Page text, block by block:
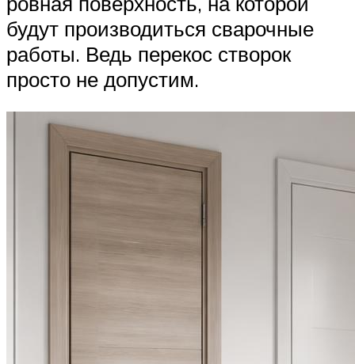
будут производиться сварочные
работы. Ведь перекос створок
просто не допустим.